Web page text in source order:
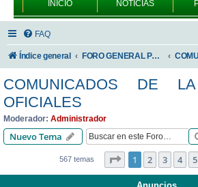
INICIO NOTICIAS
FAQ
Índice general FORO GENERAL PARA TODOS LOS USUARIOS
COMUNICADOS DE
OFICIALES
Moderador: Administrador
Nuevo Tema
567 temas Página de 12
1 2 3 4 5